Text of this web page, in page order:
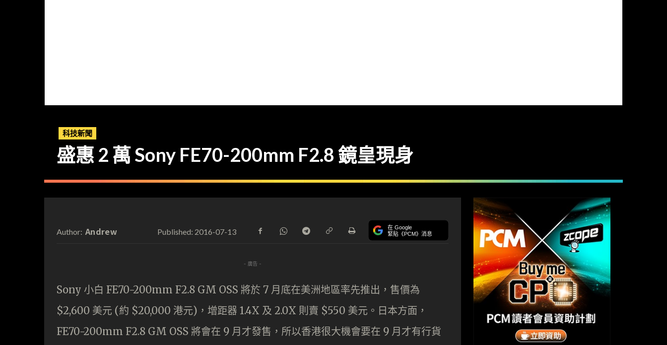
科技新聞
盛惠 2 萬 Sony FE70-200mm F2.8 鏡皇現身
Author: Andrew Published: 2016-07-13 在 Google
緊貼《PCM》消息
- 廣告 -
Sony 小白 FE70-200mm F2.8 GM OSS 將於 7 月底在美洲地區率先推出，售價為
$2,600 美元 (約 $20,000 港元)，增距器 1.4X 及 2.0X 則賣 $550 美元。日本方面，
FE70-200mm F2.8 GM OSS 將會在 9 月才發售，所以香港很大機會要在 9 月才有行貨